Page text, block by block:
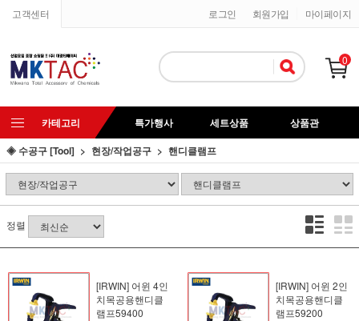
고객센터 마이페이지
회원가입
로그인
0
카테고리 특가행사 세트상품
상품관
◈ 수공구 [Tool]
현장/작업공구 핸디클램프
정렬
[IRWIN] 어윈 4인
치목공용핸디클
램프59400
[IRWIN] 어윈 2인
치목공용핸디클
램프59200